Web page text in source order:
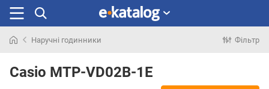
раніше
Наручні годинники Фільтр
Casio MTP-VD02B-1E